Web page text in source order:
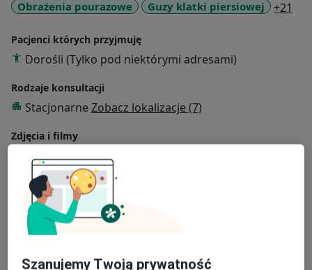
Obrażenia pourazowe
Guzy klatki piersiowej +21
Pacjenci których przyjmuję
Dorośli (Tylko pod niektórymi adresami)
Rodzaje konsultacji
Stacjonarne Zobacz lokalizacje (7)
Zdjęcia i filmy
Zobacz galerię (6)
Szanujemy Twoją prywatność